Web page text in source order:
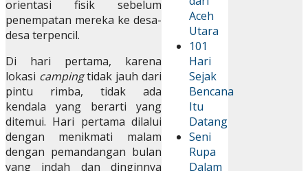
Aceh
Utara
101
Hari
Sejak
Bencana
Itu
Datang
Seni
Rupa
Dalam
orientasi fisik sebelum
penempatan mereka ke desa-
desa terpencil.
Di hari pertama, karena
lokasi campingtidak jauh dari
pintu rimba, tidak ada
kendala yang berarti yang
ditemui. Hari pertama dilalui
dengan menikmati malam
dengan pemandangan bulan
yang indah dan dinginnya